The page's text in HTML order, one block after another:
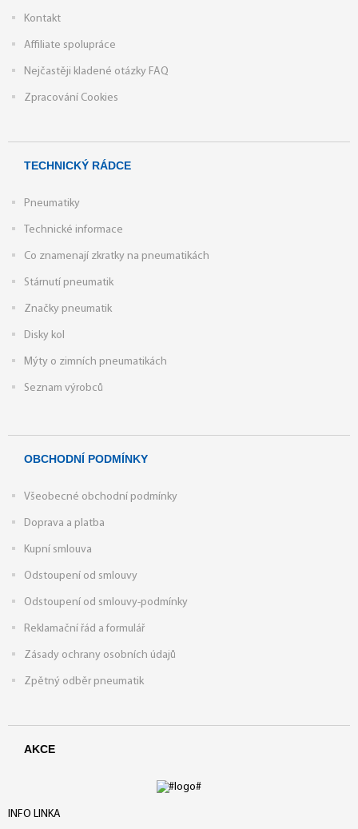
Kontakt
Affiliate spolupráce
Nejčastěji kladené otázky FAQ
Zpracování Cookies
TECHNICKÝ RÁDCE
Pneumatiky
Technické informace
Co znamenají zkratky na pneumatikách
Stárnutí pneumatik
Značky pneumatik
Disky kol
Mýty o zimních pneumatikách
Seznam výrobců
OBCHODNÍ PODMÍNKY
Všeobecné obchodní podmínky
Doprava a platba
Kupní smlouva
Odstoupení od smlouvy
Odstoupení od smlouvy-podmínky
Reklamační řád a formulář
Zásady ochrany osobních údajů
Zpětný odběr pneumatik
AKCE
INFO LINKA